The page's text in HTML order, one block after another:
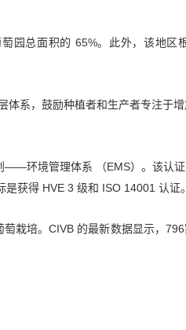
园总面积的 65%。此外，该地区
体系，鼓励种植者和生产者专注于
——环境管理体系 （EMS）。该认
获得 HVE 3 级和 ISO 14001 认证。
栽培。CIVB 的最新数据显示，796